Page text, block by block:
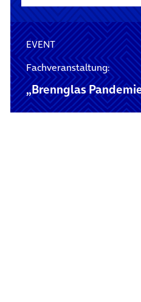
EVENT
Fachveranstaltung:
„Brennglas